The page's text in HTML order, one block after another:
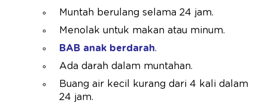
Muntah berulang selama 24 jam.
Menolak untuk makan atau minum.
BAB anak berdarah.
Ada darah dalam muntahan.
Buang air kecil kurang dari 4 kali dalam
24 jam.